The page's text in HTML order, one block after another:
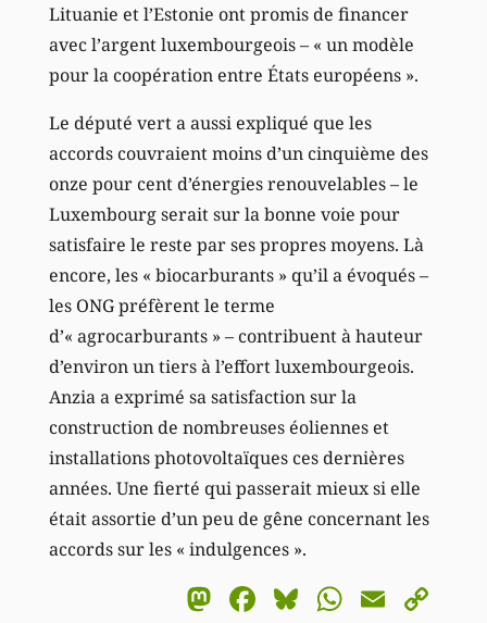
Lituanie et l’Estonie ont promis de financer
avec l’argent luxembourgeois – « un modèle
pour la coopération entre États européens ».
Le député vert a aussi expliqué que les
accords couvraient moins d’un cinquième des
onze pour cent d’énergies renouvelables – le
Luxembourg serait sur la bonne voie pour
satisfaire le reste par ses propres moyens. Là
encore, les « biocarburants » qu’il a évoqués –
les ONG préfèrent le terme
d’« agrocarburants » – contribuent à hauteur
d’environ un tiers à l’effort luxembourgeois.
Anzia a exprimé sa satisfaction sur la
construction de nombreuses éoliennes et
installations photovoltaïques ces dernières
années. Une fierté qui passerait mieux si elle
était assortie d’un peu de gêne concernant les
accords sur les « indulgences ».
Mastodon
Facebook
BlueskyEmail